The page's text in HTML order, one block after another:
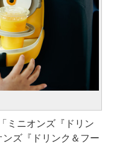
ミニオンズ『ドリン
ズ『ドリンク＆フー